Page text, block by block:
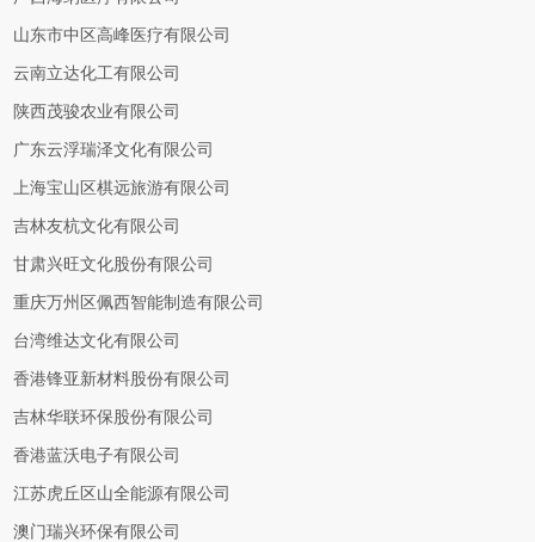
山东市中区高峰医疗有限公司
云南立达化工有限公司
陕西茂骏农业有限公司
广东云浮瑞泽文化有限公司
上海宝山区棋远旅游有限公司
吉林友杭文化有限公司
甘肃兴旺文化股份有限公司
重庆万州区佩西智能制造有限公司
台湾维达文化有限公司
香港锋亚新材料股份有限公司
吉林华联环保股份有限公司
香港蓝沃电子有限公司
江苏虎丘区山全能源有限公司
澳门瑞兴环保有限公司